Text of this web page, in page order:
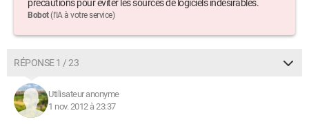
Valeur(s) du Registre détectée(s): 0
(Aucun élément nuisible détecté)
Elément(s) de données du Registre détecté(s): 0
(Aucun élément nuisible détecté)
Dossier(s) détecté(s): 0
(Aucun élément nuisible détecté)
précautions pour éviter les sources de logiciels indésirables.
Bobot(l'IA à votre service)
RÉPONSE 1 / 23
Utilisateur anonyme
1 nov. 2012 à 23:37